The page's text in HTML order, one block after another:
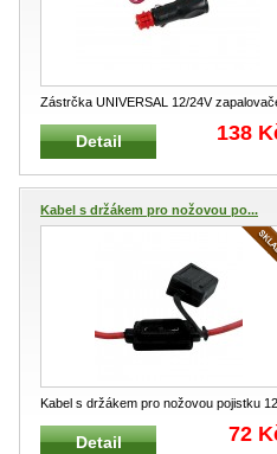
Zástrčka UNIVERSAL 12/24V
s kabelem 2 m Zástrčka pro elekt...
Detail 138
Kabel s držákem pro nožovou po...
Kabel s držákem pro nožovou pojistku 12
- 24V MAXI Kabel s držákem pr
...
Detail 72